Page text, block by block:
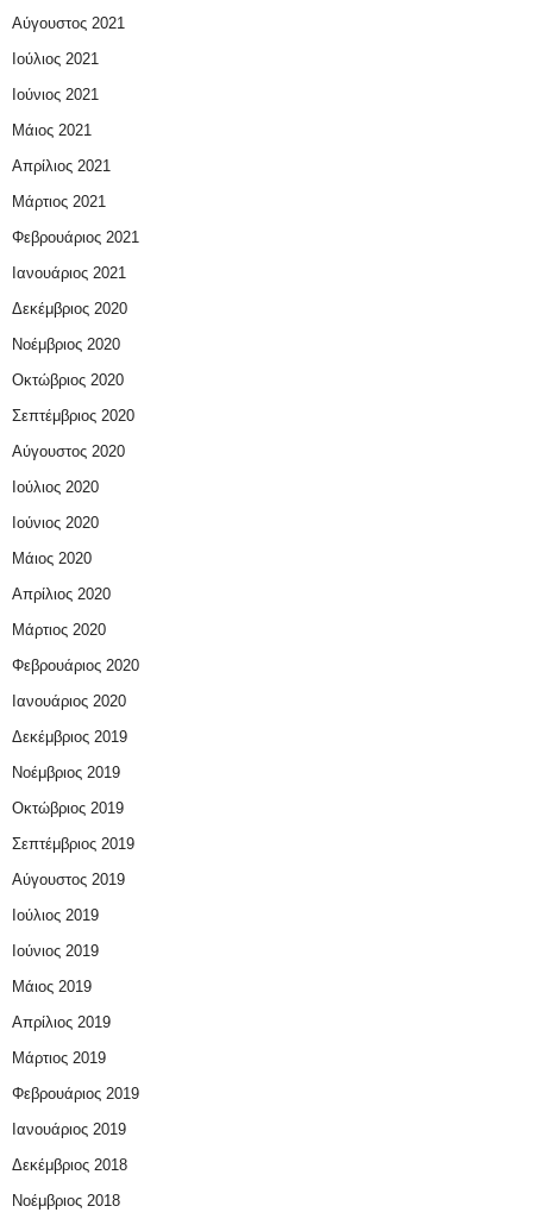
Αύγουστος 2021
Ιούλιος 2021
Ιούνιος 2021
Μάιος 2021
Απρίλιος 2021
Μάρτιος 2021
Φεβρουάριος 2021
Ιανουάριος 2021
Δεκέμβριος 2020
Νοέμβριος 2020
Οκτώβριος 2020
Σεπτέμβριος 2020
Αύγουστος 2020
Ιούλιος 2020
Ιούνιος 2020
Μάιος 2020
Απρίλιος 2020
Μάρτιος 2020
Φεβρουάριος 2020
Ιανουάριος 2020
Δεκέμβριος 2019
Νοέμβριος 2019
Οκτώβριος 2019
Σεπτέμβριος 2019
Αύγουστος 2019
Ιούλιος 2019
Ιούνιος 2019
Μάιος 2019
Απρίλιος 2019
Μάρτιος 2019
Φεβρουάριος 2019
Ιανουάριος 2019
Δεκέμβριος 2018
Νοέμβριος 2018